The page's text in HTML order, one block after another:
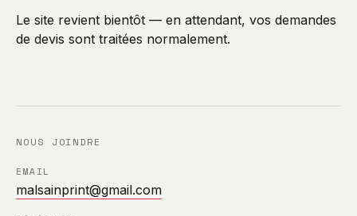
Le site revient bientôt — en attendant, vos demandes
de devis sont traitées normalement.
NOUS JOINDRE
EMAIL
malsainprint@gmail.com